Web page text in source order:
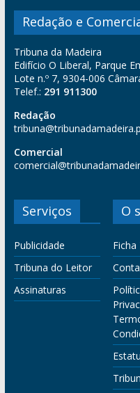
Redação e
Tribuna da Madeira
Edifício O Liberal, Parque
Lote n.º 7, 9304-006
Telef.: 291 911300
Redação
Comercial
Serviços
Publicidade
Tribuna do Leitor
Assinaturas
O
Ficha